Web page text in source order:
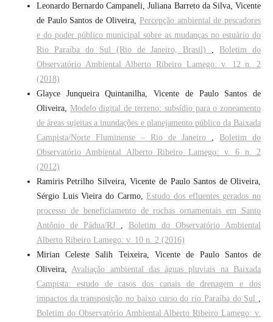
Leonardo Bernardo Campaneli, Juliana Barreto da Silva, Vicente
de Paulo Santos de Oliveira, Percepção ambiental de pescadores
e do poder público municipal sobre as mudanças no estuário do
Rio Paraíba do Sul (Rio de Janeiro, Brasil)
Boletim do
Observatório Ambiental Alberto Ribeiro Lamego: v. 12 n. 2
(2018)
Glayce Junqueira Quintanilha, Vicente de Paulo Santos de
Oliveira, Modelo digital de terreno: subsídio para o zoneamento
de áreas sujeitas a inundações e planejamento público da Baixada
Campista/Norte Fluminense – Rio de Janeiro
Boletim do
Observatório Ambiental Alberto Ribeiro Lamego: v. 6 n. 2
(2012)
Ramiris Petrilho Silveira, Vicente de Paulo Santos de Oliveira,
Sérgio Luis Vieira do Carmo, Estudo dos efluentes gerados no
processo de beneficiamento de rochas ornamentais em Santo
Antônio de Pádua/RJ
Boletim do Observatório Ambiental
Alberto Ribeiro Lamego: v. 10 n. 2 (2016)
Mirian Celeste Salih Teixeira, Vicente de Paulo Santos de
Oliveira, Avaliação ambiental das águas pluviais na Baixada
Campista: estudo de casos dos canais de drenagem e dos
impactos da transposição no baixo curso do rio Paraíba do Sul
Boletim do Observatório Ambiental Alberto Ribeiro Lamego: v.